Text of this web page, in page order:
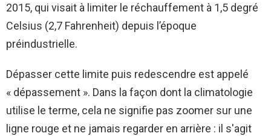
2015, qui visait à limiter le réchauffement à 1,5 degré
Celsius (2,7 Fahrenheit) depuis l’époque
préindustrielle.
Dépasser cette limite puis redescendre est appelé
« dépassement ». Dans la façon dont la climatologie
utilise le terme, cela ne signifie pas zoomer sur une
ligne rouge et ne jamais regarder en arrière : il s'agit